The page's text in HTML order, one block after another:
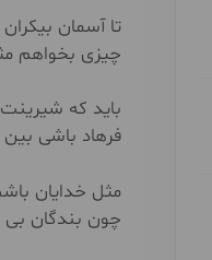
تا آسمان
چیزی بخواهم
باید که
فرهاد باشی
مثل خدایان
چون بندگان بی